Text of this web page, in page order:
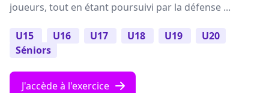
joueurs, tout en étant poursuivi par la défense ...
U15 U16 U17 U18 U19
U20
Séniors
J'accède à l'exercice